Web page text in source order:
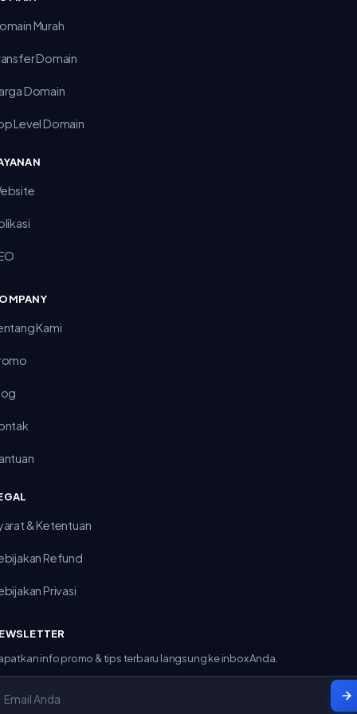
Murah
Domain
Domain
Level Domain
Kami
& Ketentuan
Refund
Privasi
info promo & tips terbaru langsung ke inbox Anda.